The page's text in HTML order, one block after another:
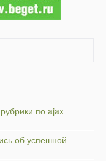
по ajax
об успешной